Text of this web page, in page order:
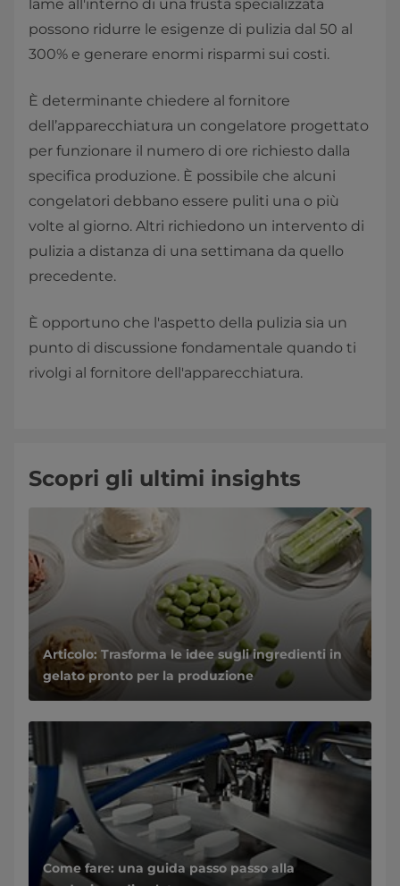
lame all'interno di una frusta specializzata
possono ridurre le esigenze di pulizia dal 50 al
300% e generare enormi risparmi sui costi.
È determinante chiedere al fornitore
dell’apparecchiatura un congelatore progettato
per funzionare il numero di ore richiesto dalla
specifica produzione. È possibile che alcuni
congelatori debbano essere puliti una o più
volte al giorno. Altri richiedono un intervento di
pulizia a distanza di una settimana da quello
precedente.
È opportuno che l'aspetto della pulizia sia un
punto di discussione fondamentale quando ti
rivolgi al fornitore dell'apparecchiatura.
Scopri gli ultimi insights
Articolo: Trasforma le idee sugli ingredienti in
gelato pronto per la produzione
Come fare: una guida passo passo alla